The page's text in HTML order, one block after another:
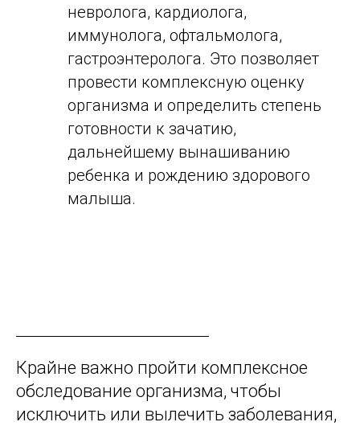
невролога, кардиолога,
иммунолога, офтальмолога,
гастроэнтеролога. Это позволяет
провести комплексную оценку
организма и определить степень
готовности к зачатию,
дальнейшему вынашиванию
ребенка и рождению здорового
малыша.
Крайне важно пройти комплексное
обследование организма, чтобы
исключить или вылечить заболевания,